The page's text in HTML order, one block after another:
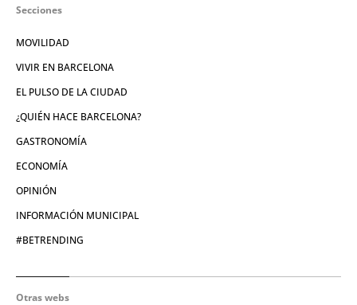
Secciones
MOVILIDAD
VIVIR EN BARCELONA
EL PULSO DE LA CIUDAD
¿QUIÉN HACE BARCELONA?
GASTRONOMÍA
ECONOMÍA
OPINIÓN
INFORMACIÓN MUNICIPAL
#BETRENDING
Otras webs